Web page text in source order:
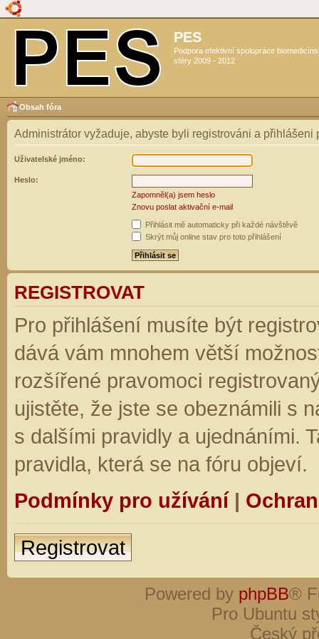
PES
Podpora efektivní spolupráce
sféry 2009 - 2012
Obsah fóra
Administrátor vyžaduje, abyste byli registrováni a přihlášeni
Uživatelské jméno:
Heslo:
Zapomněl(a) jsem heslo
Znovu poslat aktivační e-mail
Přihlásit mě automaticky při každé návštěvě
Skrýt můj online stav pro toto přihlášení
REGISTROVAT
Pro přihlášení musíte být
dává vám mnohem větší
rozšířené pravomoci
ujistěte, že jste se obeznámili s
s dalšími pravidly a ujednáními.
pravidla, která se na fóru objeví.
Podmínky pro užívání|
Registrovat
Powered by phpBB®
Pro Ubuntu
Český